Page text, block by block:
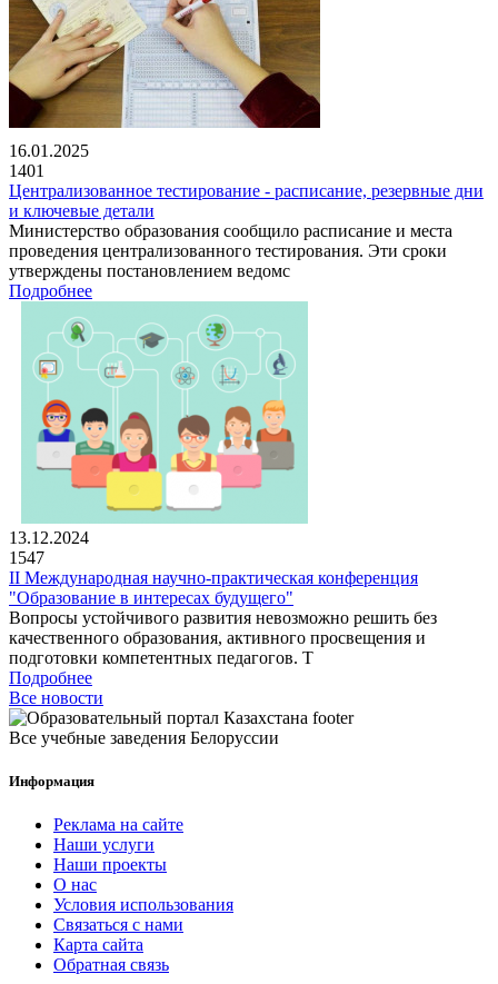
16.01.2025
1401
Централизованное тестирование - расписание, резервные дни
и ключевые детали
Министерство образования сообщило расписание и места
проведения централизованного тестирования. Эти сроки
утверждены постановлением ведомс
Подробнее
13.12.2024
1547
II Международная научно-практическая конференция
"Образование в интересах будущего"
Вопросы устойчивого развития невозможно решить без
качественного образования, активного просвещения и
подготовки компетентных педагогов. Т
Подробнее
Все новости
Все учебные заведения Белоруссии
Информация
Реклама на сайте
Наши услуги
Наши проекты
О нас
Условия использования
Связаться с нами
Карта сайта
Обратная связь